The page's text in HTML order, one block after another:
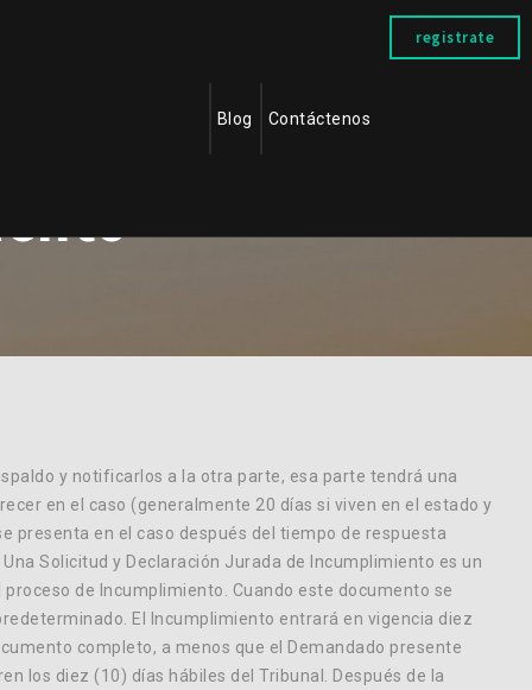
registrate
Blog Contáctenos
y notificarlos a la otra parte, esa parte tendrá una
en el caso (generalmente 20 días si viven en el estado y
presenta en el caso después del tiempo de respuesta
Solicitud y Declaración Jurada de Incumplimiento es un
de Incumplimiento. Cuando este documento se
El Incumplimiento entrará en vigencia diez
completo, a menos que el Demandado presente
los diez (10) días hábiles del Tribunal. Después de la